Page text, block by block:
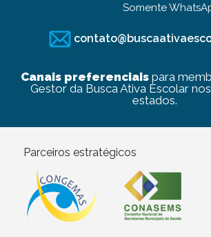
Somente
Canais preferenciaispara
Gestor da Busca Ativa Escolar
estados.
Parceiros estratégicos